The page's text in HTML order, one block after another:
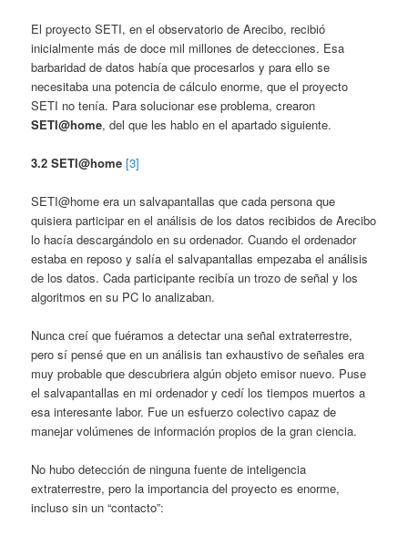
El proyecto SETI, en el observatorio de Arecibo, recibió
inicialmente más de doce mil millones de detecciones. Esa
barbaridad de datos había que procesarlos y para ello se
necesitaba una potencia de cálculo enorme, que el proyecto
SETI no tenía. Para solucionar ese problema, crearon
SETI@home, del que les hablo en el apartado siguiente.
3.2 SETI@home [3]
SETI@home era un salvapantallas que cada persona que
quisiera participar en el análisis de los datos recibidos de Arecibo
lo hacía descargándolo en su ordenador. Cuando el ordenador
estaba en reposo y salía el salvapantallas empezaba el análisis
de los datos. Cada participante recibía un trozo de señal y los
algoritmos en su PC lo analizaban.
Nunca creí que fuéramos a detectar una señal extraterrestre,
pero sí pensé que en un análisis tan exhaustivo de señales era
muy probable que descubriera algún objeto emisor nuevo. Puse
el salvapantallas en mi ordenador y cedí los tiempos muertos a
esa interesante labor. Fue un esfuerzo colectivo capaz de
manejar volúmenes de información propios de la gran ciencia.
No hubo detección de ninguna fuente de inteligencia
extraterrestre, pero la importancia del proyecto es enorme,
incluso sin un “contacto”: